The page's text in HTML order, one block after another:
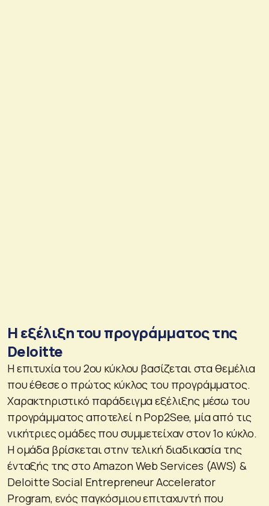
Η εξέλιξη του προγράμματος της
Deloitte
Η επιτυχία του 2ου κύκλου βασίζεται στα θεμέλια
που έθεσε ο πρώτος κύκλος του προγράμματος.
Χαρακτηριστικό παράδειγμα εξέλιξης μέσω του
προγράμματος αποτελεί η Pop2See, μία από τις
νικήτριες ομάδες που συμμετείχαν στον 1ο κύκλο.
Η ομάδα βρίσκεται στην τελική διαδικασία της
ένταξής της στο Αmazon Web Services (AWS) &
Deloitte Social Entrepreneur Accelerator
Program, ενός παγκόσμιου επιταχυντή που